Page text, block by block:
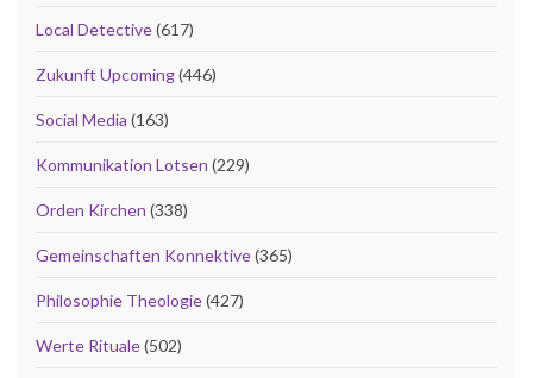
Local Detective(617)
Zukunft Upcoming(446)
Social Media (163)
Kommunikation Lotsen (229)
Orden Kirchen (338)
Gemeinschaften Konnektive(365)
Philosophie Theologie(427)
Werte Rituale(502)